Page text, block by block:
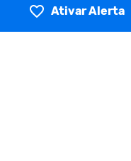
Ativar Alerta